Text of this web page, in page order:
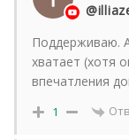
Поддерживаю.
хватает (хотя
впечатления
1